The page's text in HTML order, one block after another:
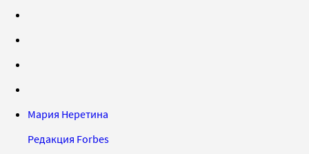
Мария Неретина
Редакция Forbes